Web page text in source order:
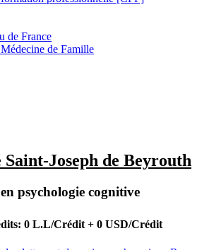
de France
de Famille
Joseph de Beyrouth
psychologie cognitive
0 L.L/Crédit + 0 USD/Crédit